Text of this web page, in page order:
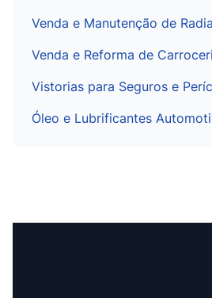
Venda e Manutenção de
Venda e Reforma de
Vistorias para Seguros e
Óleo e Lubrificantes